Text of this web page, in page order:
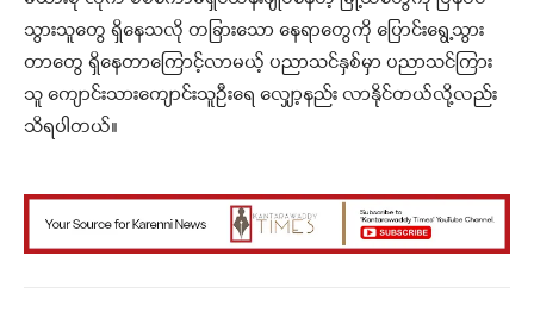
သွားသူတွေ ရှိနေသလို တခြားသော နေရာတွေကို ပြောင်းရွေ့သွား
တာတွေ ရှိနေတာကြောင့်လာမယ့် ပညာသင်နှစ်မှာ ပညာသင်ကြား
သူ ကျောင်းသားကျောင်းသူဦးရေ လျှော့နည်း လာနိုင်တယ်လို့လည်း
သိရပါတယ်။